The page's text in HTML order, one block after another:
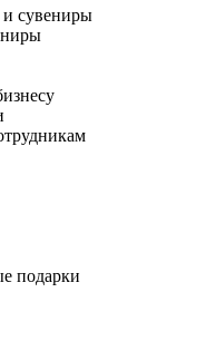
сувениры
подарки